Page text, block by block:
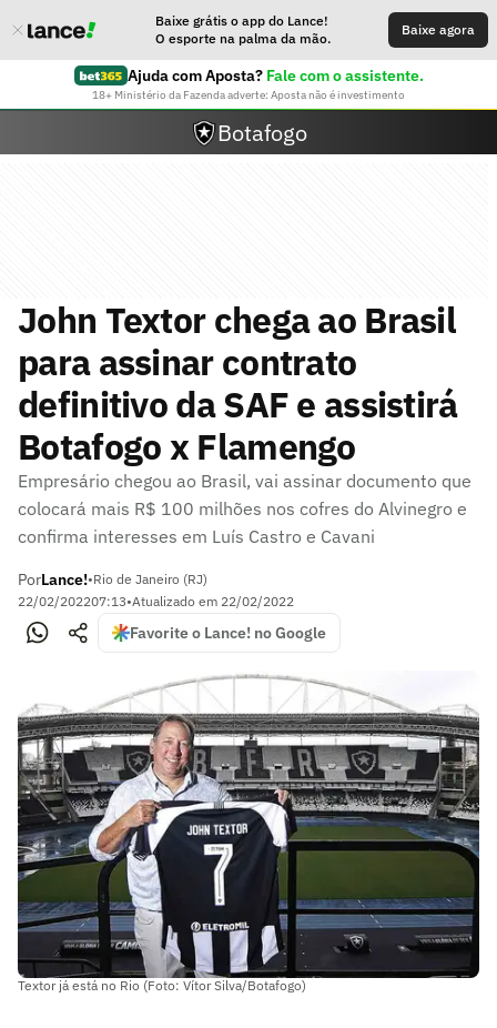
Baixe grátis o app do Lance!
O esporte na palma da mão.
Baixe agora
Ajuda com Aposta? Fale com o assistente.
18+ Ministério da Fazenda adverte: Aposta não é investimento
Botafogo
John Textor chega ao Brasil
para assinar contrato
definitivo da SAF e assistirá
Botafogo x Flamengo
Empresário chegou ao Brasil, vai assinar documento que
colocará mais R$ 100 milhões nos cofres do Alvinegro e
confirma interesses em Luís Castro e Cavani
PorLance!•Rio de Janeiro (RJ)
22/02/202207:13•Atualizado em 22/02/2022
Favorite o Lance! no Google
Textor já está no Rio (Foto: Vítor Silva/Botafogo)